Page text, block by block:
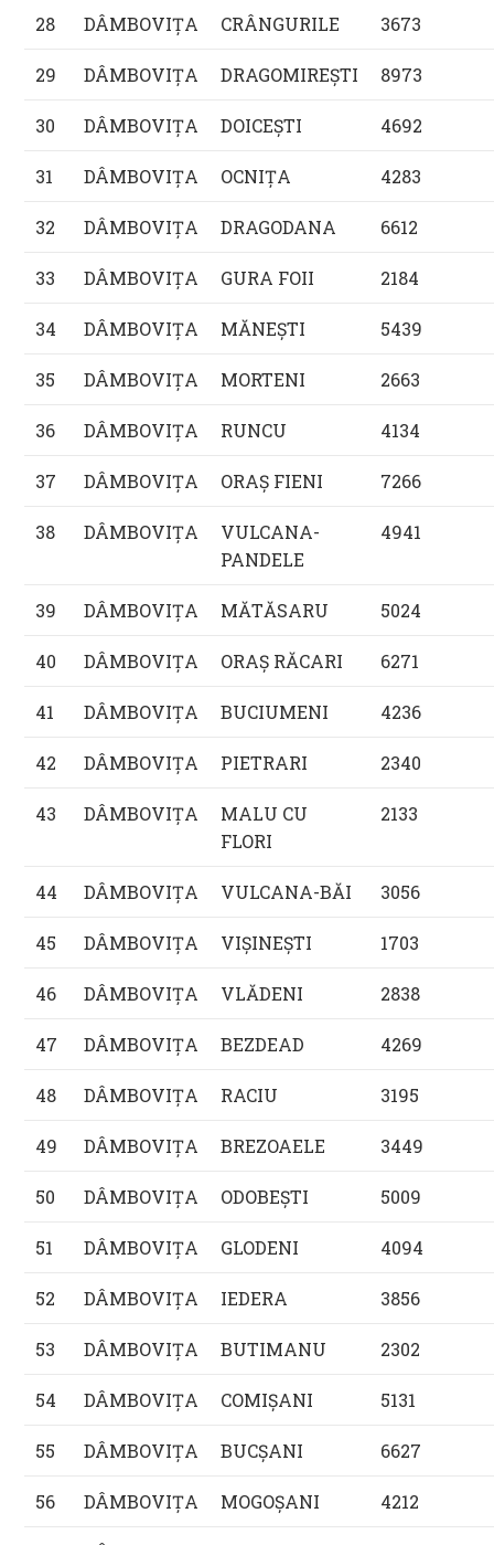
28 DÂMBOVIŢA CRÂNGURILE 3673
29 DÂMBOVIŢA DRAGOMIREŞTI 8973
30 DÂMBOVIŢA DOICEŞTI 4692
31 DÂMBOVIŢA OCNIŢA 4283
32 DÂMBOVIŢA DRAGODANA 6612
33 DÂMBOVIŢA GURA FOII 2184
34 DÂMBOVIŢA MĂNEŞTI 5439
35 DÂMBOVIŢA MORTENI 2663
36 DÂMBOVIŢA RUNCU 4134
37 DÂMBOVIŢA ORAŞ FIENI 7266
38 DÂMBOVIŢA
VULCANA-
PANDELE
4941
39 DÂMBOVIŢA MĂTĂSARU 5024
40 DÂMBOVIŢA ORAŞ RĂCARI 6271
41 DÂMBOVIŢA BUCIUMENI 4236
42 DÂMBOVIŢA PIETRARI 2340
43 DÂMBOVIŢA
MALU CU
FLORI
2133
44 DÂMBOVIŢA VULCANA-BĂI 3056
45 DÂMBOVIŢA VIŞINEŞTI 1703
46 DÂMBOVIŢA VLĂDENI 2838
47 DÂMBOVIŢA BEZDEAD 4269
48 DÂMBOVIŢA RACIU 3195
49 DÂMBOVIŢA BREZOAELE 3449
50 DÂMBOVIŢA ODOBEŞTI 5009
51 DÂMBOVIŢA GLODENI 4094
52 DÂMBOVIŢA IEDERA 3856
53 DÂMBOVIŢA BUTIMANU 2302
54 DÂMBOVIŢA COMIŞANI 5131
55 DÂMBOVIŢA BUCŞANI 6627
56 DÂMBOVIŢA MOGOŞANI 4212